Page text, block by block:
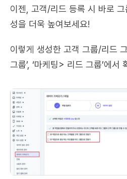
이젠, 고객/리드 등록 시 바로
성을 더욱 높여보세요!
이렇게 생성한 고객 그룹/리드
그룹’, ‘마케팅> 리드 그룹’에서